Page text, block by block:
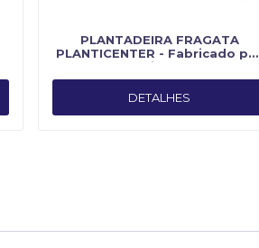
PLANTADEIRA FRAGATA
PLANTICENTER - Fabricado por
Planti Center
DETALHES